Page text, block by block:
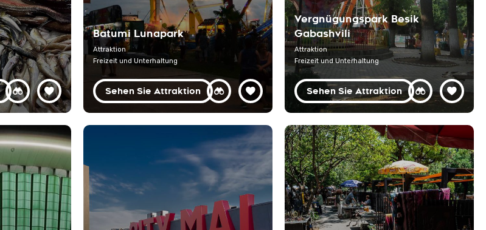
Batumi Lunapark
Attraktion
Freizeit und Unterhaltung
Sehen Sie Attraktion
Vergnügungspark Besik
Gabashvili
Attraktion
Freizeit und Unterhaltung
Sehen Sie Attraktion